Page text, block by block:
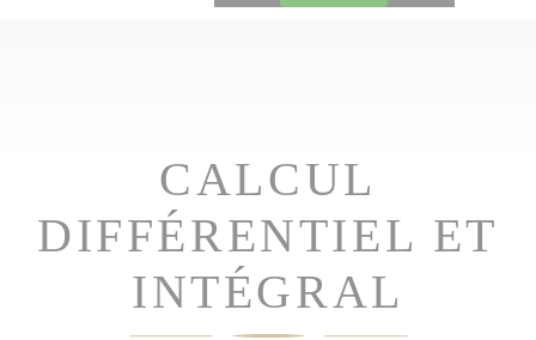
CALCUL
DIFFÉRENTIEL ET
INTÉGRAL